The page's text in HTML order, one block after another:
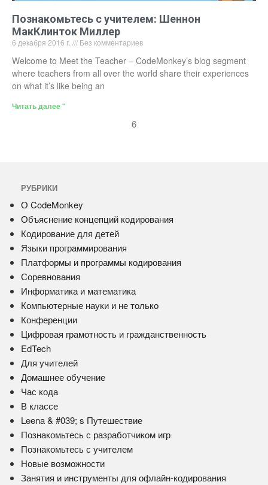
Познакомьтесь с учителем: Шеннон
МакКлинток Миллер
6 декабря 2016 г. Без комментариев
Welcome to Meet the Teacher – CodeMonkey’s blog segment
where teachers from all over the world share their experiences
on what it’s like being an
Читать далее "
6
РУБРИКИ
О CodeMonkey
Объяснение концепций кодирования
Кодирование для детей
Языки программирования
Платформы и программы кодирования
Соревнования
Информатика и математика
Компьютерные науки и не только
Конференции
Цифровая грамотность и гражданственность
EdTech
Для учителей
Домашнее обучение
Час кода
В классе
Leena & #039; s Путешествие
Познакомьтесь с разработчиком игр
Познакомьтесь с учителем
Новые возможности
Занятия и инструменты для офлайн-кодирования